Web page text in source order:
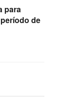
para
de